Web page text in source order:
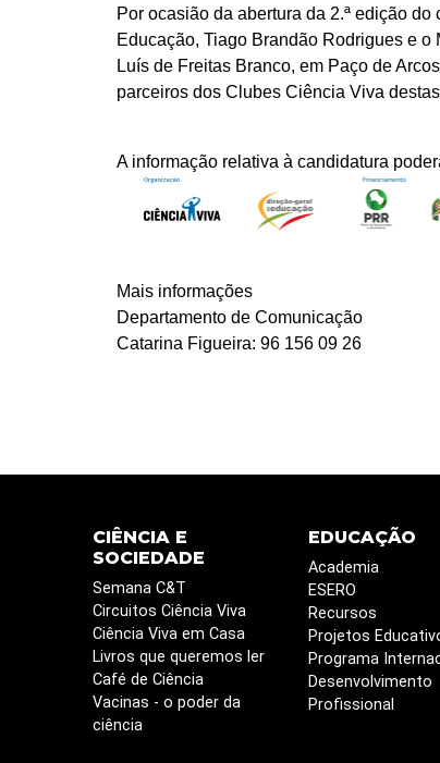
Por ocasião da abertura da 2.ª edição do
Educação, Tiago Brandão Rodrigues e
Luís de Freitas Branco, em Paço de
parceiros dos Clubes Ciência Viva
A informação relativa à candidatura
Mais informações
Departamento de Comunicação
Catarina Figueira: 96 156 09 26
CIÊNCIA E
SOCIEDADE
Semana C&T
Circuitos Ciência Viva
Ciência Viva em Casa
Livros que queremos ler
Café de Ciência
Vacinas - o poder da
ciência
EDUCAÇÃO
Academia
ESERO
Recursos
Projetos
Programa
Desenvolvimento
Profissional